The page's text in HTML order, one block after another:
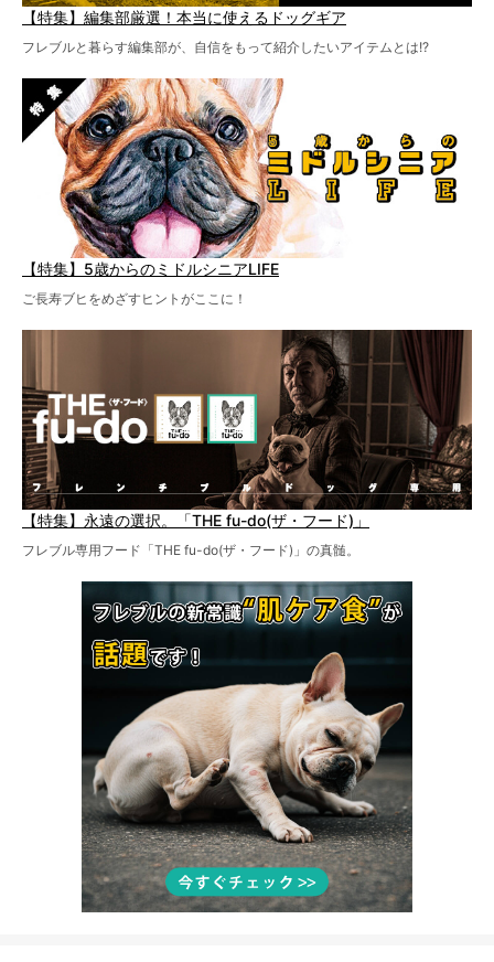
【特集】編集部厳選！本当に使えるドッグギア
フレブルと暮らす編集部が、自信をもって紹介したいアイテムとは!?
【特集】5歳からのミドルシニアLIFE
ご長寿ブヒをめざすヒントがここに！
【特集】永遠の選択。「THE fu-do(ザ・フード)」
フレブル専用フード「THE fu-do(ザ・フード)」の真髄。